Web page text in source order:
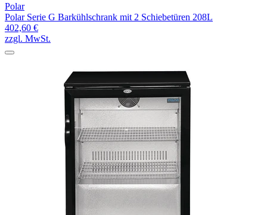
Polar
Polar Serie G Barkühlschrank mit 2 Schiebetüren 208L
402,60 €
zzgl. MwSt.